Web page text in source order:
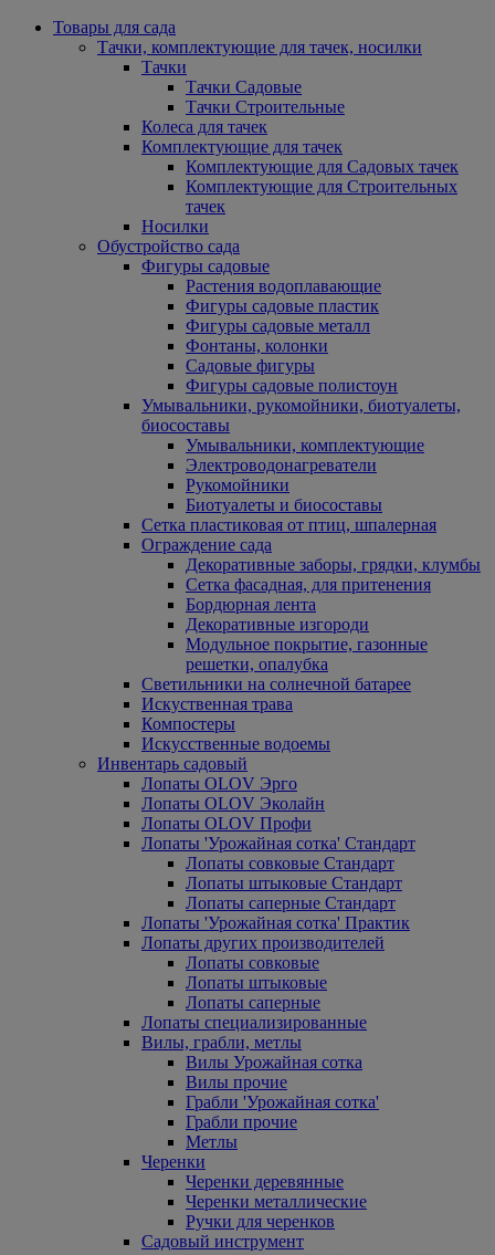
Товары для сада
Тачки, комплектующие для тачек, носилки
Тачки
Тачки Садовые
Тачки Строительные
Колеса для тачек
Комплектующие для тачек
Комплектующие для Садовых тачек
Комплектующие для Строительных
тачек
Носилки
Обустройство сада
Фигуры садовые
Растения водоплавающие
Фигуры садовые пластик
Фигуры садовые металл
Фонтаны, колонки
Садовые фигуры
Фигуры садовые полистоун
Умывальники, рукомойники, биотуалеты,
биосоставы
Умывальники, комплектующие
Электроводонагреватели
Рукомойники
Биотуалеты и биосоставы
Сетка пластиковая от птиц, шпалерная
Ограждение сада
Декоративные заборы, грядки, клумбы
Сетка фасадная, для притенения
Бордюрная лента
Декоративные изгороди
Модульное покрытие, газонные
решетки, опалубка
Светильники на солнечной батарее
Искуственная трава
Компостеры
Искусственные водоемы
Инвентарь садовый
Лопаты OLOV Эрго
Лопаты OLOV Эколайн
Лопаты OLOV Профи
Лопаты 'Урожайная сотка' Стандарт
Лопаты совковые Стандарт
Лопаты штыковые Стандарт
Лопаты саперные Стандарт
Лопаты 'Урожайная сотка' Практик
Лопаты других производителей
Лопаты совковые
Лопаты штыковые
Лопаты саперные
Лопаты специализированные
Вилы, грабли, метлы
Вилы Урожайная сотка
Вилы прочие
Грабли 'Урожайная сотка'
Грабли прочие
Метлы
Черенки
Черенки деревянные
Черенки металлические
Ручки для черенков
Садовый инструмент